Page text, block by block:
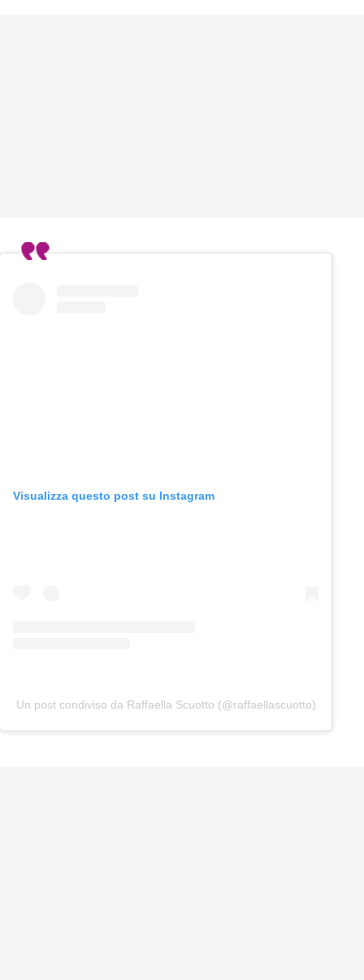
Visualizza questo post su Instagram
Un post condiviso da Raffaella Scuotto (@raffaellascuotto)